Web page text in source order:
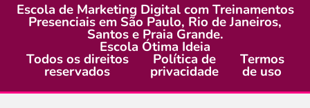
Escola de Marketing Digital com Treinamentos
Presenciais em São Paulo, Rio de Janeiros,
Santos e Praia Grande.
Escola Ótima Ideia
Todos os direitos
reservados
Política de
privacidade
Termos
de uso